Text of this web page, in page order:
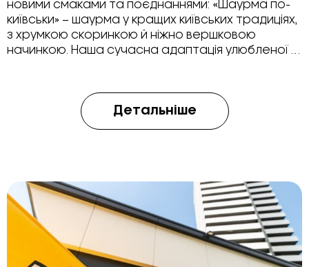
новими смаками та поєднаннями: «Шаурма по-
київськи» – шаурма у кращих київських традиціях,
з хрумкою скоринкою й ніжно вершковою
начинкою. Наша сучасна адаптація улюбленої …
Детальніше